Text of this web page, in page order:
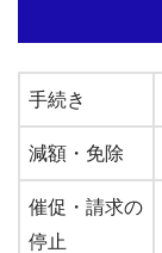
手続き
減額・免除
催促・請求の
停止